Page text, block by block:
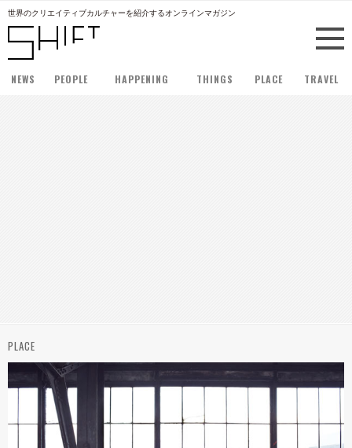
世界のクリエイティブカルチャーを紹介するオンラインマガジン
NEWS PEOPLE HAPPENING THINGS PLACE TRAVEL
PLACE